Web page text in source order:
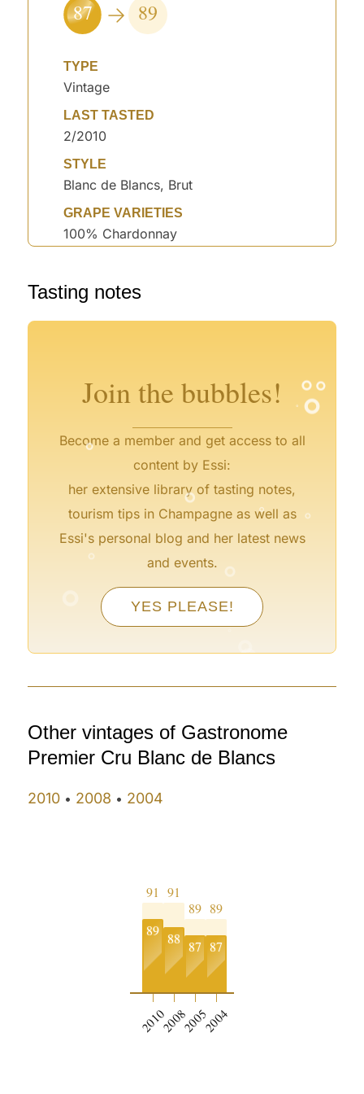
87 89
TYPE
Vintage
LAST TASTED
2/2010
STYLE
Blanc de Blancs, Brut
GRAPE VARIETIES
100% Chardonnay
Tasting notes
Join the bubbles!
Become a member and get access to all
content by Essi:
her extensive library of tasting notes,
tourism tips in Champagne as well as
Essi's personal blog and her latest news
and events.
YES PLEASE!
°
° °
° °
° °
°
°
°
°
Other vintages of Gastronome
Premier Cru Blanc de Blancs
2010 • 2008 • 2004
91
89
2010
91
88
2008
89
87
2005
89
87
2004